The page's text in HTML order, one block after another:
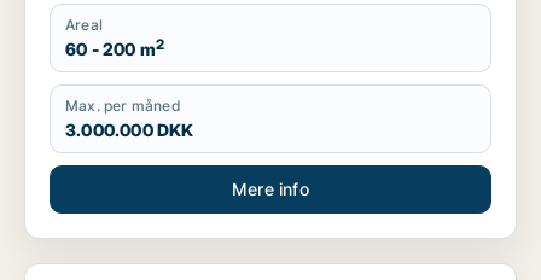
Areal
60 - 200 m2
Max. per måned
3.000.000 DKK
Mere info